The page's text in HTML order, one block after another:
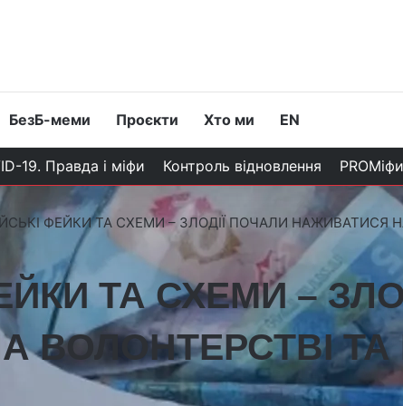
БезБ-меми Проєкти Хто ми EN
19. Правда і міфи Контроль відновлення PROМіфи
ФЕЙКИ ТА СХЕМИ – ЗЛОДІЇ ПОЧАЛИ НАЖИВАТИСЯ
ТА СХЕМИ –
ВОЛОНТЕРСТВІ ТА